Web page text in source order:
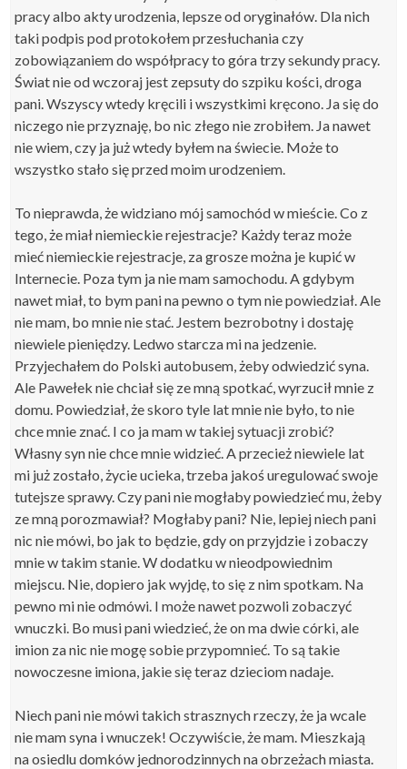
pracy albo akty urodzenia, lepsze od oryginałów. Dla nich
taki podpis pod protokołem przesłuchania czy
zobowiązaniem do współpracy to góra trzy sekundy pracy.
Świat nie od wczoraj jest zepsuty do szpiku kości, droga
pani. Wszyscy wtedy kręcili i wszystkimi kręcono. Ja się do
niczego nie przyznaję, bo nic złego nie zrobiłem. Ja nawet
nie wiem, czy ja już wtedy byłem na świecie. Może to
wszystko stało się przed moim urodzeniem.
To nieprawda, że widziano mój samochód w mieście. Co z
tego, że miał niemieckie rejestracje? Każdy teraz może
mieć niemieckie rejestracje, za grosze można je kupić w
Internecie. Poza tym ja nie mam samochodu. A gdybym
nawet miał, to bym pani na pewno o tym nie powiedział. Ale
nie mam, bo mnie nie stać. Jestem bezrobotny i dostaję
niewiele pieniędzy. Ledwo starcza mi na jedzenie.
Przyjechałem do Polski autobusem, żeby odwiedzić syna.
Ale Pawełek nie chciał się ze mną spotkać, wyrzucił mnie z
domu. Powiedział, że skoro tyle lat mnie nie było, to nie
chce mnie znać. I co ja mam w takiej sytuacji zrobić?
Własny syn nie chce mnie widzieć. A przecież niewiele lat
mi już zostało, życie ucieka, trzeba jakoś uregulować swoje
tutejsze sprawy. Czy pani nie mogłaby powiedzieć mu, żeby
ze mną porozmawiał? Mogłaby pani? Nie, lepiej niech pani
nic nie mówi, bo jak to będzie, gdy on przyjdzie i zobaczy
mnie w takim stanie. W dodatku w nieodpowiednim
miejscu. Nie, dopiero jak wyjdę, to się z nim spotkam. Na
pewno mi nie odmówi. I może nawet pozwoli zobaczyć
wnuczki. Bo musi pani wiedzieć, że on ma dwie córki, ale
imion za nic nie mogę sobie przypomnieć. To są takie
nowoczesne imiona, jakie się teraz dzieciom nadaje.
Niech pani nie mówi takich strasznych rzeczy, że ja wcale
nie mam syna i wnuczek! Oczywiście, że mam. Mieszkają
na osiedlu domków jednorodzinnych na obrzeżach miasta.